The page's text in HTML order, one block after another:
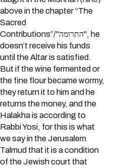
above in the chapter “The
Sacred
Contributions”/"התרומה", he
doesn’t receive his funds
until the Altar is satisfied.
But if the wine fermented or
the fine flour became wormy,
they return it to him and he
returns the money, and the
Halakha is according to
Rabbi Yosi, for this is what
we say in the Jerusalem
Talmud that it is a condition
of the Jewish court that